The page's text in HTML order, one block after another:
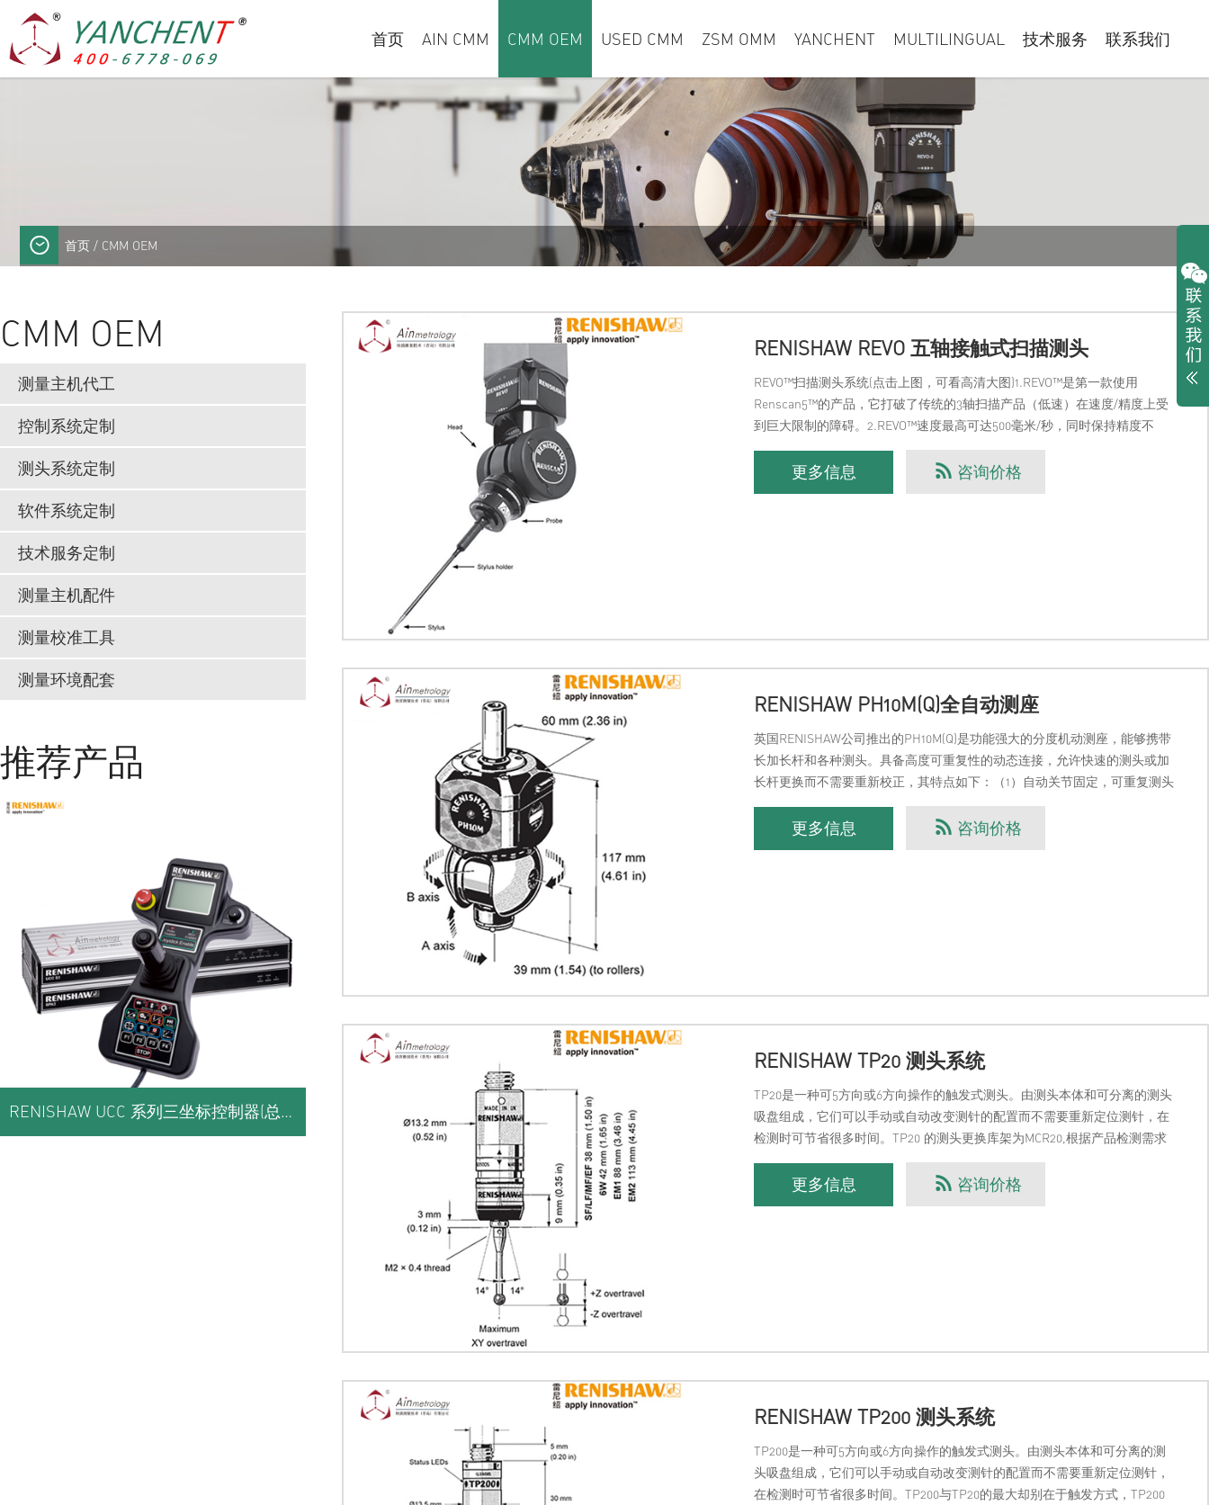
首页 AIN CMM CMM OEM USED CMM ZSM OMM YANCHENT MULTILINGUAL 技术服务 联系我们
首页 / CMM OEM
CMM OEM
测量主机代工
控制系统定制
测头系统定制
软件系统定制
技术服务定制
测量主机配件
测量校准工具
测量环境配套
推荐产品
RENISHAW UCC 系列三坐标控制器(总览)
RENISHAW REVO 五轴接触式扫描测头
REVO™扫描测头系统(点击上图，可看高清大图)1.REVO™是第一款使用
Renscan5™的产品，它打破了传统的3轴扫描产品（低速）在速度/精度上受
到巨大限制的障碍。2.REVO™速度最高可达500毫米/秒，同时保持精度不
变。3.REVO™数据采集速度最
更多信息 咨询价格
RENISHAW PH10M(Q)全自动测座
英国RENISHAW公司推出的PH10M(Q)是功能强大的分度机动测座，能够携带
长加长杆和各种测头。具备高度可重复性的动态连接，允许快速的测头或加
长杆更换而不需要重新校正，其特点如下：（1）自动关节固定，可重复测头
定位（2）对于手动输入可自动转换（3）完善
更多信息 咨询价格
RENISHAW TP20 测头系统
TP20是一种可5方向或6方向操作的触发式测头。由测头本体和可分离的测头
吸盘组成，它们可以手动或自动改变测针的配置而不需要重新定位测针，在
检测时可节省很多时间。TP20 的测头更换库架为MCR20,根据产品检测需求
不同，可以选不同的测头测力模块。青岛彦辰商
更多信息 咨询价格
RENISHAW TP200 测头系统
TP200是一种可5方向或6方向操作的触发式测头。由测头本体和可分离的测
头吸盘组成，它们可以手动或自动改变测针的配置而不需要重新定位测针，
在检测时可节省很多时间。TP200与TP20的最大却别在于触发方式，TP200